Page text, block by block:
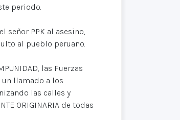
periodo.
señor PPK al asesino,
al pueblo peruano.
las Fuerzas
un llamado a los
las calles y
ORIGINARIA de todas